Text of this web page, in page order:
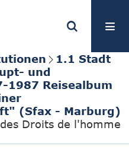
1.1 Stadt
und
1987 Reisealbum
(Sfax - Marburg)
Droits de l'homme